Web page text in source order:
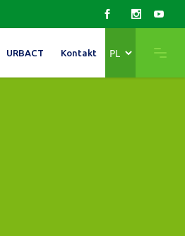
URBACT Kontakt
język